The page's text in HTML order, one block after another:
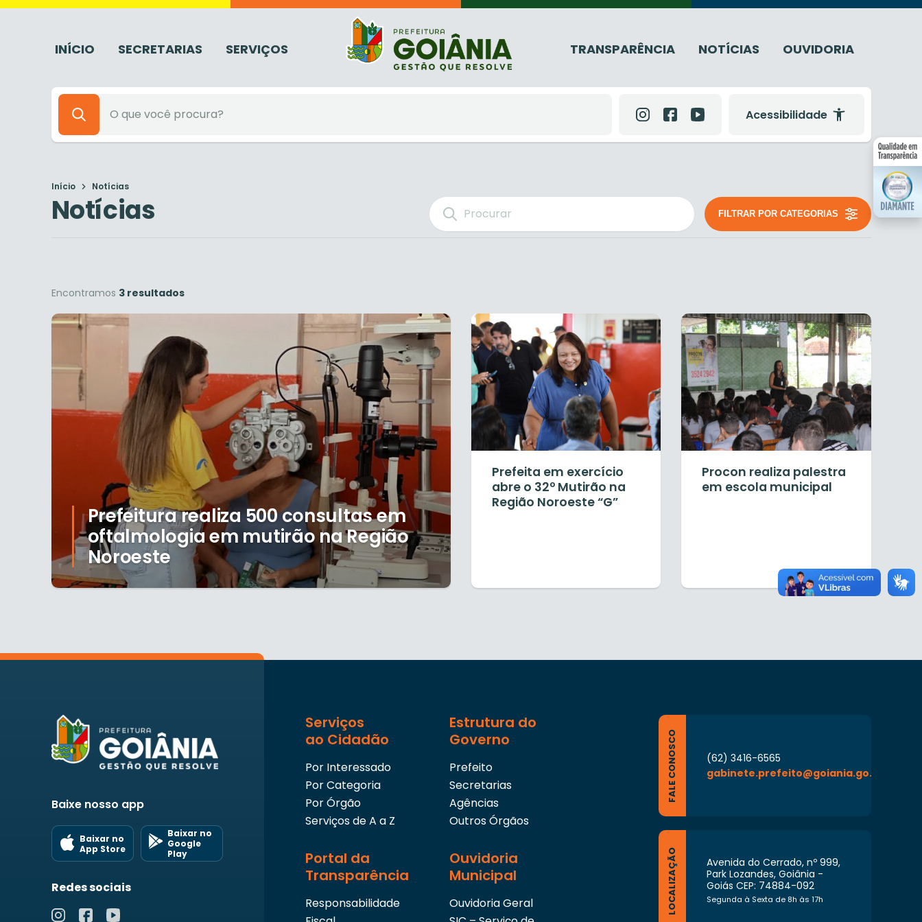
INÍCIO SECRETARIAS SERVIÇOS TRANSPARÊNCIA NOTÍCIAS OUVIDORIA
Acessibilidade
Início Notícias
Notícias FILTRAR POR CATEGORIAS
Encontramos 3 resultados
Prefeitura realiza 500 consultas em
oftalmologia em mutirão na Região
Noroeste
Prefeita em exercício
abre o 32º Mutirão na
Região Noroeste “G”
Procon realiza palestra
em escola municipal
Baixe nosso app
Baixar no
App Store
Baixar no
Google
Play
Redes sociais
Serviços
ao Cidadão
Por Interessado
Por Categoria
Por Órgão
Serviços de A a Z
Estrutura do
Governo
Prefeito
Secretarias
Agências
Outros Órgãos
Portal da
Transparência
Responsabilidade
Ouvidoria
Municipal
Ouvidoria Geral
FALE CONOSCO
(62) 3416-6565
gabinete.prefeito@goiania.go.gov.br
LOCALIZAÇÃO
Avenida do Cerrado, nº 999,
Park Lozandes, Goiânia -
Goiás CEP: 74884-092
Segunda à Sexta de 8h às 17h